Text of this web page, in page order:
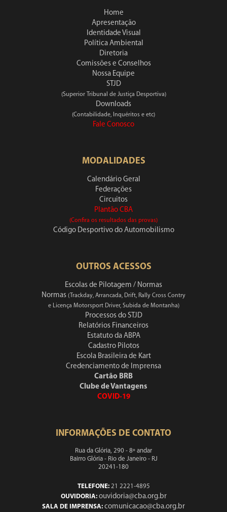
Home
Apresentação
Identidade Visual
Política Ambiental
Diretoria
Comissões e Conselhos
Nossa Equipe
STJD
(Superior Tribunal de Justiça Desportiva)
Downloads
(Contabilidade, Inquéritos e etc)
Fale Conosco
MODALIDADES
Calendário Geral
Federações
Circuitos
Plantão CBA
(Confira os resultados das provas)
Código Desportivo do Automobilismo
OUTROS ACESSOS
Escolas de Pilotagem / Normas
Normas (Trackday, Arrancada, Drift, Rally Cross Contry
e Licença Motorsport Driver, Subida de Montanha)
Processos do STJD
Relatórios Financeiros
Estatuto da ABPA
Cadastro Pilotos
Escola Brasileira de Kart
Credenciamento de Imprensa
Cartão BRB
Clube de Vantagens
COVID-19
INFORMAÇÕES DE CONTATO
Rua da Glória, 290 - 8º andar
Bairro Glória - Rio de Janeiro - RJ
20241-180
TELEFONE:21 2221-4895
OUVIDORIA: ouvidoria@cba.org.br
SALA DE IMPRENSA: comunicacao@cba.org.br